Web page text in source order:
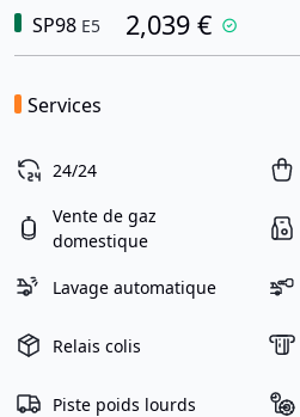
SP98 E5 2,039 €
Services
24/24
Vente de gaz
domestique
Lavage automatique
Relais colis
Piste poids lourds